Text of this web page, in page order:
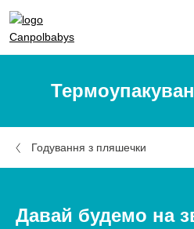
Годування з пляшечки
Давай будемо на